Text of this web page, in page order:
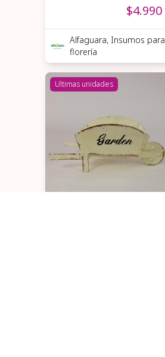
$4.990
Alfaguara, Insumos para
florería
Ultimas unidades